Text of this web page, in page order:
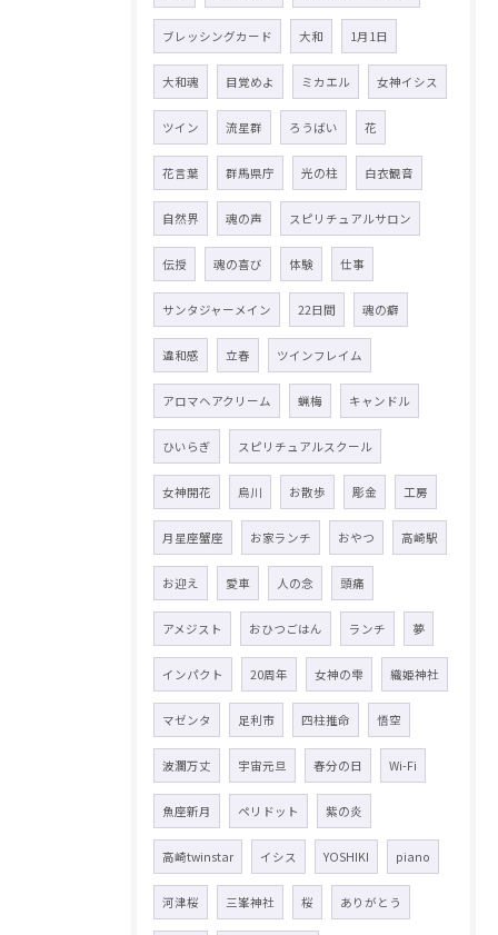
ブレッシングカード 大和 1月1日
大和魂 目覚めよ ミカエル 女神イシス
ツイン 流星群 ろうばい 花
花言葉 群馬県庁 光の柱 白衣観音
自然界 魂の声 スピリチュアルサロン
伝授 魂の喜び 体験 仕事
サンタジャーメイン 22日間 魂の癖
違和感 立春 ツインフレイム
アロマヘアクリーム 蝋梅 キャンドル
ひいらぎ スピリチュアルスクール
女神開花 烏川 お散歩 彫金 工房
月星座蟹座 お家ランチ おやつ 高崎駅
お迎え 愛車 人の念 頭痛
アメジスト おひつごはん ランチ 夢
インパクト 20周年 女神の雫 織姫神社
マゼンタ 足利市 四柱推命 悟空
波瀾万丈 宇宙元旦 春分の日 Wi-Fi
魚座新月 ペリドット 紫の炎
高崎twinstar イシス YOSHIKI piano
河津桜 三峯神社 桜 ありがとう